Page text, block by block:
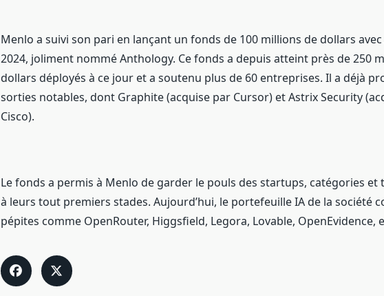
Menlo a suivi son pari en lançant un fonds de 100 millions de dollars
2024, joliment nommé Anthology. Ce fonds a depuis atteint près de 250
dollars déployés à ce jour et a soutenu plus de 60 entreprises. Il a déjà
sorties notables, dont Graphite (acquise par Cursor) et Astrix Security
Cisco).
Le fonds a permis à Menlo de garder le pouls des startups, catégories et
à leurs tout premiers stades. Aujourd’hui, le portefeuille IA de la société
pépites comme OpenRouter, Higgsfield, Legora, Lovable, OpenEvidence,